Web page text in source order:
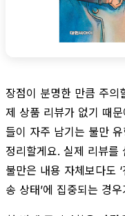
장점이 분명한 만큼 주의
제 상품 리뷰가 없기 때
들이 자주 남기는 불만
정리할게요. 실제 리뷰를
불만은 내용 자체보다도 ‘
송 상태’에 집중되는 경